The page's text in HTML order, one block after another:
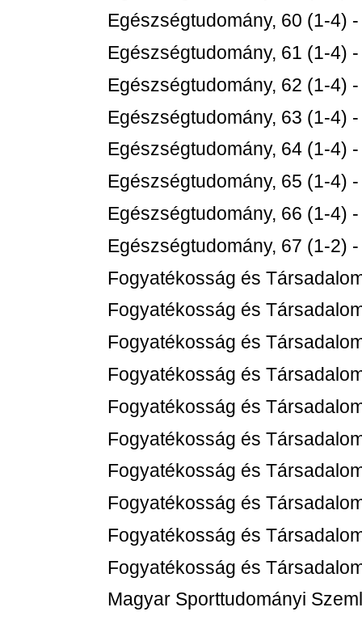
Egészségtudomány, 60 (1-4)
Egészségtudomány, 61 (1-4)
Egészségtudomány, 62 (1-4)
Egészségtudomány, 63 (1-4)
Egészségtudomány, 64 (1-4)
Egészségtudomány, 65 (1-4)
Egészségtudomány, 66 (1-4)
Egészségtudomány, 67 (1-2)
Fogyatékosság és
Fogyatékosság és
Fogyatékosság és
Fogyatékosság és
Fogyatékosság és
Fogyatékosság és
Fogyatékosság és
Fogyatékosság és
Fogyatékosság és
Fogyatékosság és
Magyar Sporttudományi